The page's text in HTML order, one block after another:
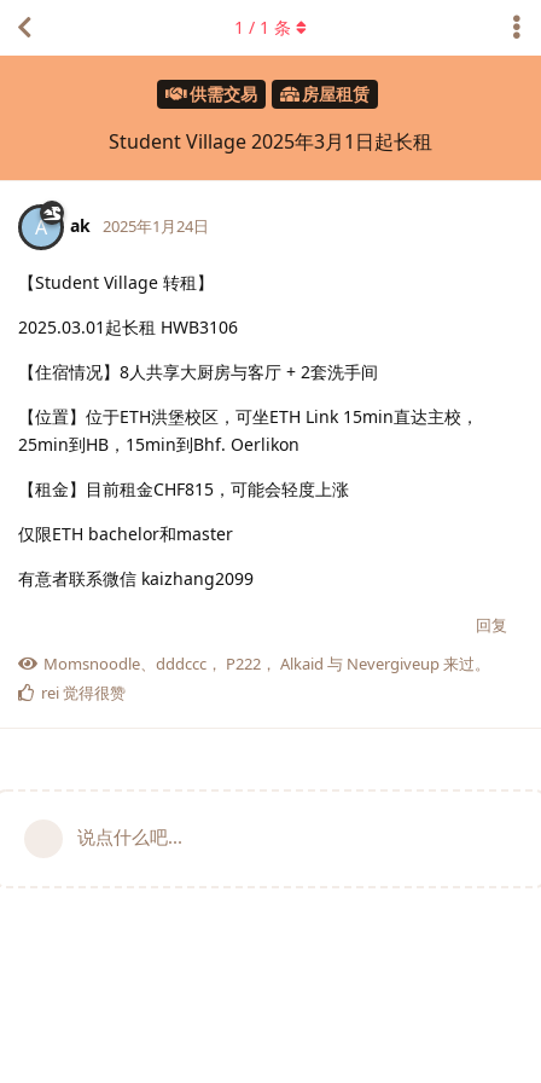
供需交易 房屋租赁
Student Village 2025年3月1日起长租
1 / 1 条
A ak 2025年1月24日
【Student Village 转租】
2025.03.01起长租 HWB3106
【住宿情况】8人共享大厨房与客厅 + 2套洗手间
【位置】位于ETH洪堡校区，可坐ETH Link 15min直达主校，
25min到HB，15min到Bhf. Oerlikon
【租金】目前租金CHF815，可能会轻度上涨
仅限ETH bachelor和master
有意者联系微信 kaizhang2099
回复
Momsnoodle、 dddccc ， P222 ， Alkaid 与 Nevergiveup来过。
rei觉得很赞
说点什么吧...